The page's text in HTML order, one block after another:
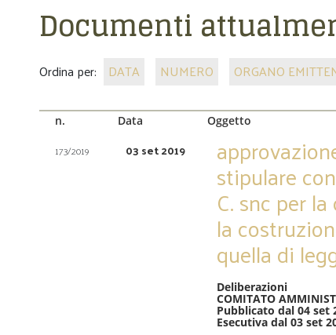
Documenti
Ordina per: DATA NUMERO ORGANO
n. Data Oggetto
173/2019 03 set 2019
stipulare
C. snc per
la
quella di
Deliberazioni
COMITATO
Pubblicato dal 04 set
Esecutiva dal 03 set